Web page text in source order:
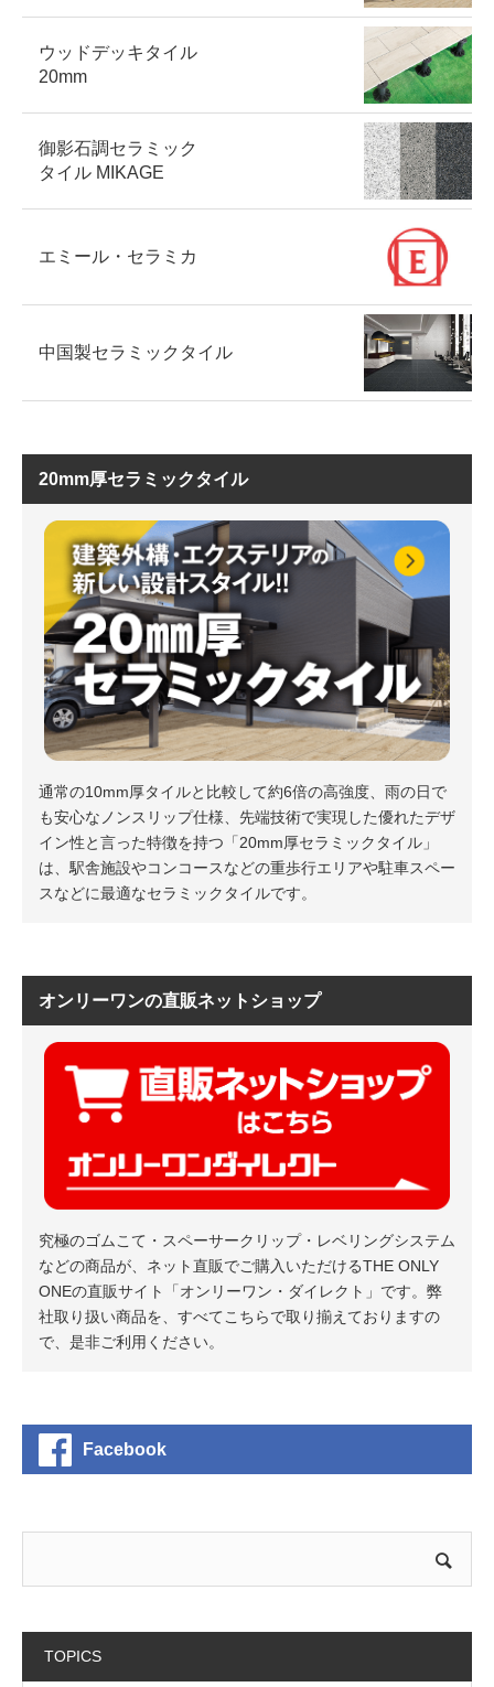
ウッドデッキタイル
20mm
御影石調セラミック
タイル MIKAGE
エミール・セラミカ
中国製セラミックタイル
20mm厚セラミックタイル
通常の10mm厚タイルと比較して約6倍の高強度、雨の日で
も安心なノンスリップ仕様、先端技術で実現した優れたデザ
イン性と言った特徴を持つ「20mm厚セラミックタイル」
は、駅舎施設やコンコースなどの重歩行エリアや駐車スペー
スなどに最適なセラミックタイルです。
オンリーワンの直販ネットショップ
究極のゴムこて・スペーサークリップ・レベリングシステム
などの商品が、ネット直販でご購入いただけるTHE ONLY
ONEの直販サイト「オンリーワン・ダイレクト」です。弊
社取り扱い商品を、すべてこちらで取り揃えておりますの
で、是非ご利用ください。
Facebook
TOPICS